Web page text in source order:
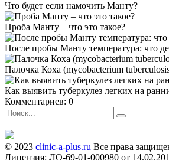
Что будет если намочить Манту?
Проба Манту – что это такое?
После пробы Манту температура: что
Палочка Коха (mycobacterium
Как выявить туберкулез легких на
Комментариев: 0
© 2023 clinic-a-plus.ru Все права
Лицензия: ЛО-69-01-000980 от